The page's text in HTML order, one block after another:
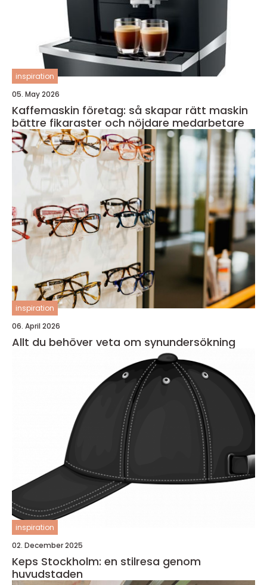
inspiration
05. May 2026
Kaffemaskin företag: så skapar rätt maskin
bättre fikaraster och nöjdare medarbetare
inspiration
06. April 2026
Allt du behöver veta om synundersökning
inspiration
02. December 2025
Keps Stockholm: en stilresa genom
huvudstaden